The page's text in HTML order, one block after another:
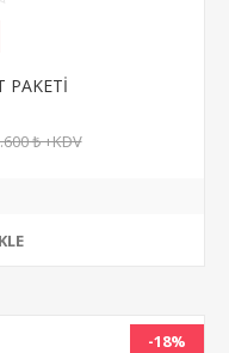
PAKETİ
₺ +KDV
-18%